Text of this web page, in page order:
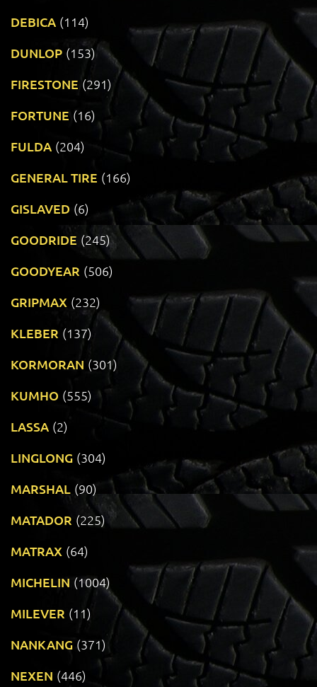
DEBICA (114)
DUNLOP (153)
FIRESTONE (291)
FORTUNE (16)
FULDA (204)
GENERAL TIRE (166)
GISLAVED (6)
GOODRIDE (245)
GOODYEAR (506)
GRIPMAX (232)
KLEBER (137)
KORMORAN (301)
KUMHO (555)
LASSA (2)
LINGLONG (304)
MARSHAL (90)
MATADOR (225)
MATRAX (64)
MICHELIN (1004)
MILEVER (11)
NANKANG (371)
NEXEN (446)